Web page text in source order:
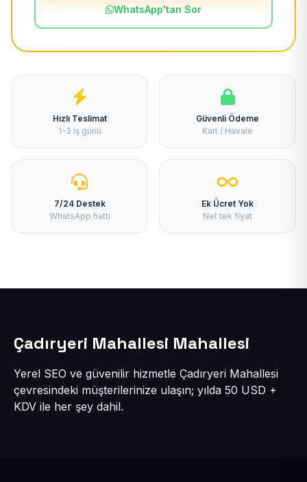
WhatsApp'tan Sor
Hızlı Teslimat
1-3 iş günü
Güvenli Ödeme
Kart / Havale
7/24 Destek
WhatsApp hattı
Ek Ücret Yok
Net tek fiyat
Çadıryeri Mahallesi Mahallesi
Yerel SEO ve güvenilir hizmetle Çadıryeri Mahallesi
çevresindeki müşterilerinize ulaşın; yılda 50 USD +
KDV ile her şey dahil.